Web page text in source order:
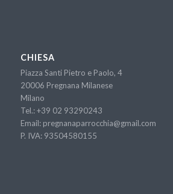
CHIESA
Piazza Santi Pietro e Paolo, 4
20006 Pregnana Milanese
Milano
Tel.:+39 02 93290243
Email: pregnanaparrocchia@gmail.com
P. IVA: 93504580155